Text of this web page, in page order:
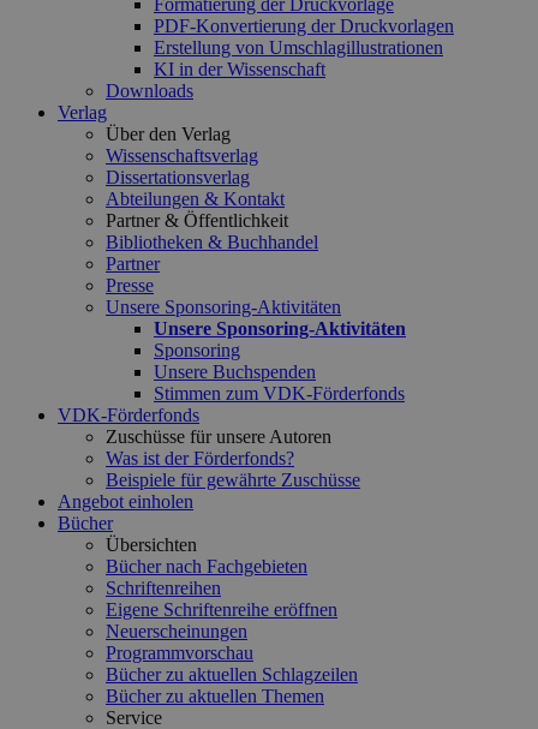
Formatierung der Druckvorlage
PDF-Konvertierung der Druckvorlagen
Erstellung von Umschlagillustrationen
KI in der Wissenschaft
Downloads
Verlag
Über den Verlag
Wissenschaftsverlag
Dissertationsverlag
Abteilungen & Kontakt
Partner & Öffentlichkeit
Bibliotheken & Buchhandel
Partner
Presse
Unsere Sponsoring-Aktivitäten
Unsere Sponsoring-Aktivitäten
Sponsoring
Unsere Buchspenden
Stimmen zum VDK-Förderfonds
VDK-Förderfonds
Zuschüsse für unsere Autoren
Was ist der Förderfonds?
Beispiele für gewährte Zuschüsse
Angebot einholen
Bücher
Übersichten
Bücher nach Fachgebieten
Schriftenreihen
Eigene Schriftenreihe eröffnen
Neuerscheinungen
Programmvorschau
Bücher zu aktuellen Schlagzeilen
Bücher zu aktuellen Themen
Service